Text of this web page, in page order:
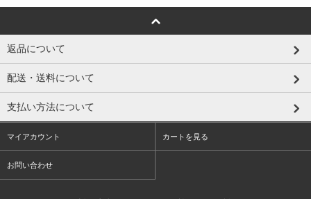
返品について
配送・送料について
支払い方法について
マイアカウント カートを見る
お問い合わせ